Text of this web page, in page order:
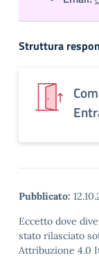
Struttura
Pubblicato:
Eccetto dove
stato rilasciato
Attribuzione 4.0